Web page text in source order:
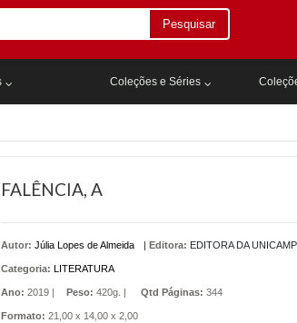
Pesquisar
Coleções e Séries
FALÊNCIA, A
Autor: Júlia Lopes de Almeida | Editora: EDITORA DA UNICAMP
Categoria: LITERATURA
Ano: 2019 | Peso: 420g. | Qtd Páginas: 344
Formato: 21,00 x 14,00 x 2,00